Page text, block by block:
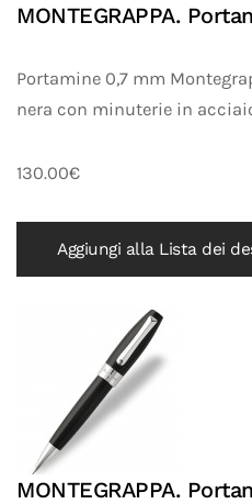
MONTEGRAPPA.
Portamine 0,7 mm
nera con minuterie in
130.00€
Aggiungi alla Lista dei
MONTEGRAPPA.